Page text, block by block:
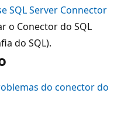
SQL Server Connector
o Conector do SQL
do SQL).
do conector do